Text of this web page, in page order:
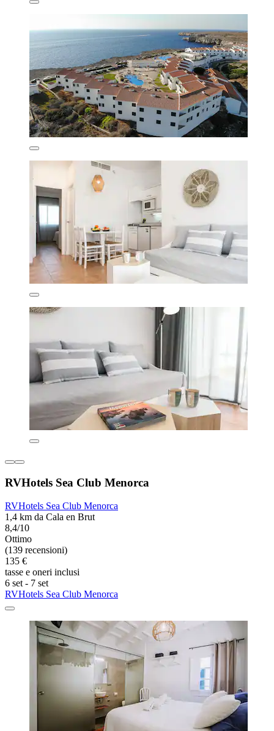
RVHotels Sea Club Menorca
RVHotels Sea Club Menorca
1,4 km da Cala en Brut
8,4/10
Ottimo
(139 recensioni)
135 €
tasse e oneri inclusi
6 set - 7 set
RVHotels Sea Club Menorca